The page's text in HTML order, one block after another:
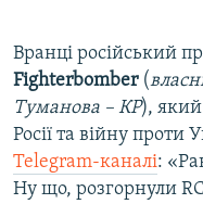
Вранці російський
Fighterbomber(
Туманова – КР), який
Росії та війну проти
Telegram-каналі:
Ну що, розгорнули